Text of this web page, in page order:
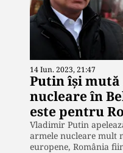
14 Iun. 2023, 21:47
Putin își
nucleare în
este pentru
Vladimir Putin
armele nucleare mult
europene, România